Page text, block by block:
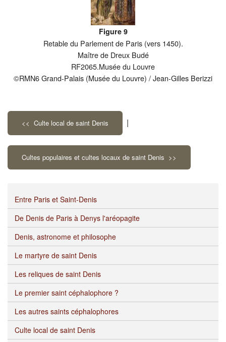
Figure 9
Retable du Parlement de Paris (vers 1450).
Maître de Dreux Budé
RF2065.Musée du Louvre
©RMN6 Grand-Palais (Musée du Louvre) / Jean-Gilles Berizzi
<< Culte local de saint Denis |
Cultes populaires et cultes locaux de saint Denis >>
Entre Paris et Saint-Denis
De Denis de Paris à Denys l'aréopagite
Denis, astronome et philosophe
Le martyre de saint Denis
Les reliques de saint Denis
Le premier saint céphalophore ?
Les autres saints céphalophores
Culte local de saint Denis